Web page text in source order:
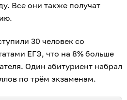
Все они также получат
30 человек со
ЕГЭ, что на 8% больше
Один абитуриент набрал
по трём экзаменам.